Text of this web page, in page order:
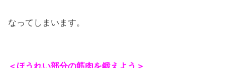
なってしまいます。